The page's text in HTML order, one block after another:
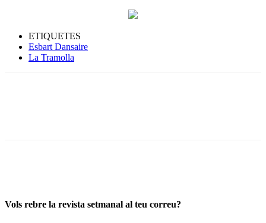
ETIQUETES
Esbart Dansaire
La Tramolla
Vols rebre la revista setmanal al teu correu?